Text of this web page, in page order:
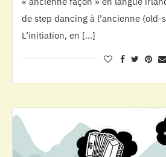
de step dancing à l’ancienne (old-
L’initiation, en […]